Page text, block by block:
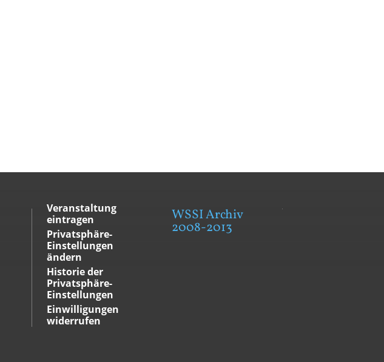
Veranstaltung
eintragen
Privatsphäre-
Einstellungen
ändern
Historie der
Privatsphäre-
Einstellungen
Einwilligungen
widerrufen
WSSI Archiv
2008-2013